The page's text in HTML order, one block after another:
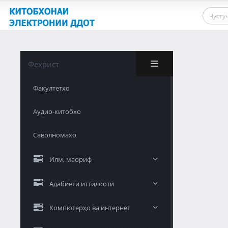
Феҳрист
Факултетхо
Аудио-китобхо
Саволномахо
Илм, маориф
Адабиёти иттилоотӣ
Компютерҳо ва интернет